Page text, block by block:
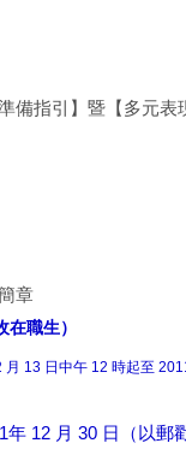
備指引】暨【多元表
章
職生）
13 日中午 12 時起至
12 月 30 日（以郵